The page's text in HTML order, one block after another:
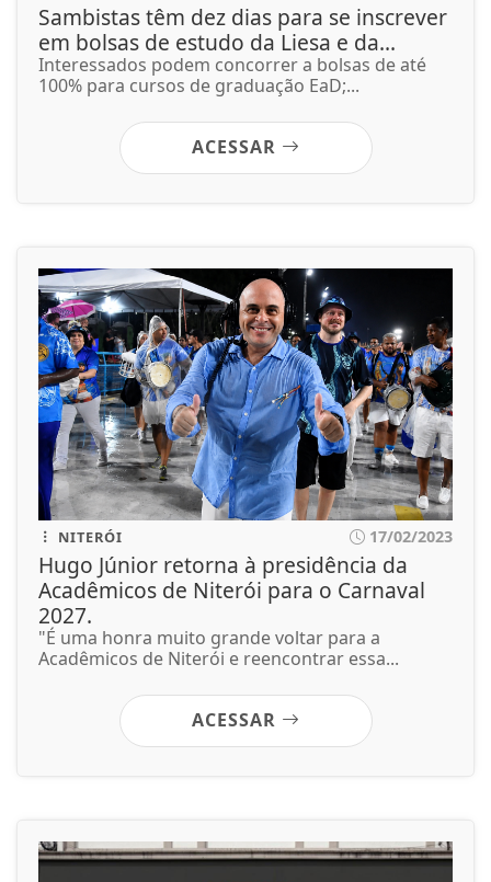
Sambistas têm dez dias para se inscrever
em bolsas de estudo da Liesa e da...
Interessados podem concorrer a bolsas de até
100% para cursos de graduação EaD;...
ACESSAR
NITERÓI 17/02/2023
Hugo Júnior retorna à presidência da
Acadêmicos de Niterói para o Carnaval
2027.
"É uma honra muito grande voltar para a
Acadêmicos de Niterói e reencontrar essa...
ACESSAR